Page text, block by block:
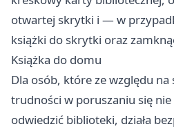
otwartej skrytki i — w
książki do skrytki oraz
Książka do domu
Dla osób, które ze względu
trudności w poruszaniu się
odwiedzić biblioteki, działa